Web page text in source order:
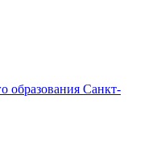
образования Санкт-